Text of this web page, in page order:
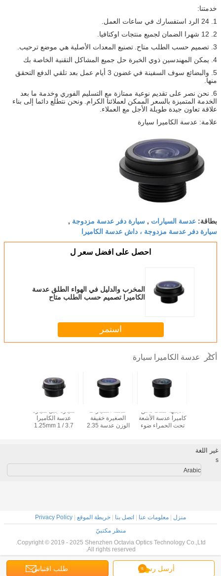
خدمتنا:
1. 24 الرد استفسارك في ساعات العمل.
2. 12 شهرا الضمان لجميع منتجات اوكتافيا.
3. تصميم حسب الطلب متاح.
تصنيع المعدات الأصلية هي موضع ترحيب.
4. يمكن المهندسين ذوي الخبرة حل جميع المشاكل التقنية الخاصة بك
5. والبضائع سوف السفينة في غضون 3 أيام عمل بعد تلقي الدفع التحقق
منها.
6. نحن نصر على تقديم نوعية ممتازة مع التسليم الفوري وخدمة ما بعد
الخدمة المتميزة بالسعر الممكن لعملائنا الكرام. ونحن نتطلع دائما إلى بناء
علاقة تعاون جيدة طويلة الأجل مع العملاء.
علامة: عدسة الكاميرا سيارة
بطاقة: عدسة السيارات , سيارة دفر عدسة مزدوجة ,
سيارة دفر عدسة مزدوجة ، داش عدسة الكاميرا
احصل على افضل سعر ل
المخرب والدليل في الهواء الطلق عدسة
الكاميرا تصميم حسب الطلب متاح
استمر
أكثر عدسة الكاميرا سيارة
سيارة جبل سيارة
عدسة الكاميرا
1.25mm 1 / 3.7
عدسة السيارات
الصغيرة خفيفة
الوزن عدسة 2.35
الجبهة شنت داش
كاميرا عدسة الأشعة
تحت الحمراء ضوء
أرسل رسالة طلب اقتباس
غير اللغة
s
Arabic
منزل | معلومات عنا | اتصل بنا | خريطة الموقع |
Privacy Policy
منظر مكتبيّ
Copyright © 2019 - 2025 Shenzhen Octavia Optics Technology Co.,Ltd.
All rights reserved.